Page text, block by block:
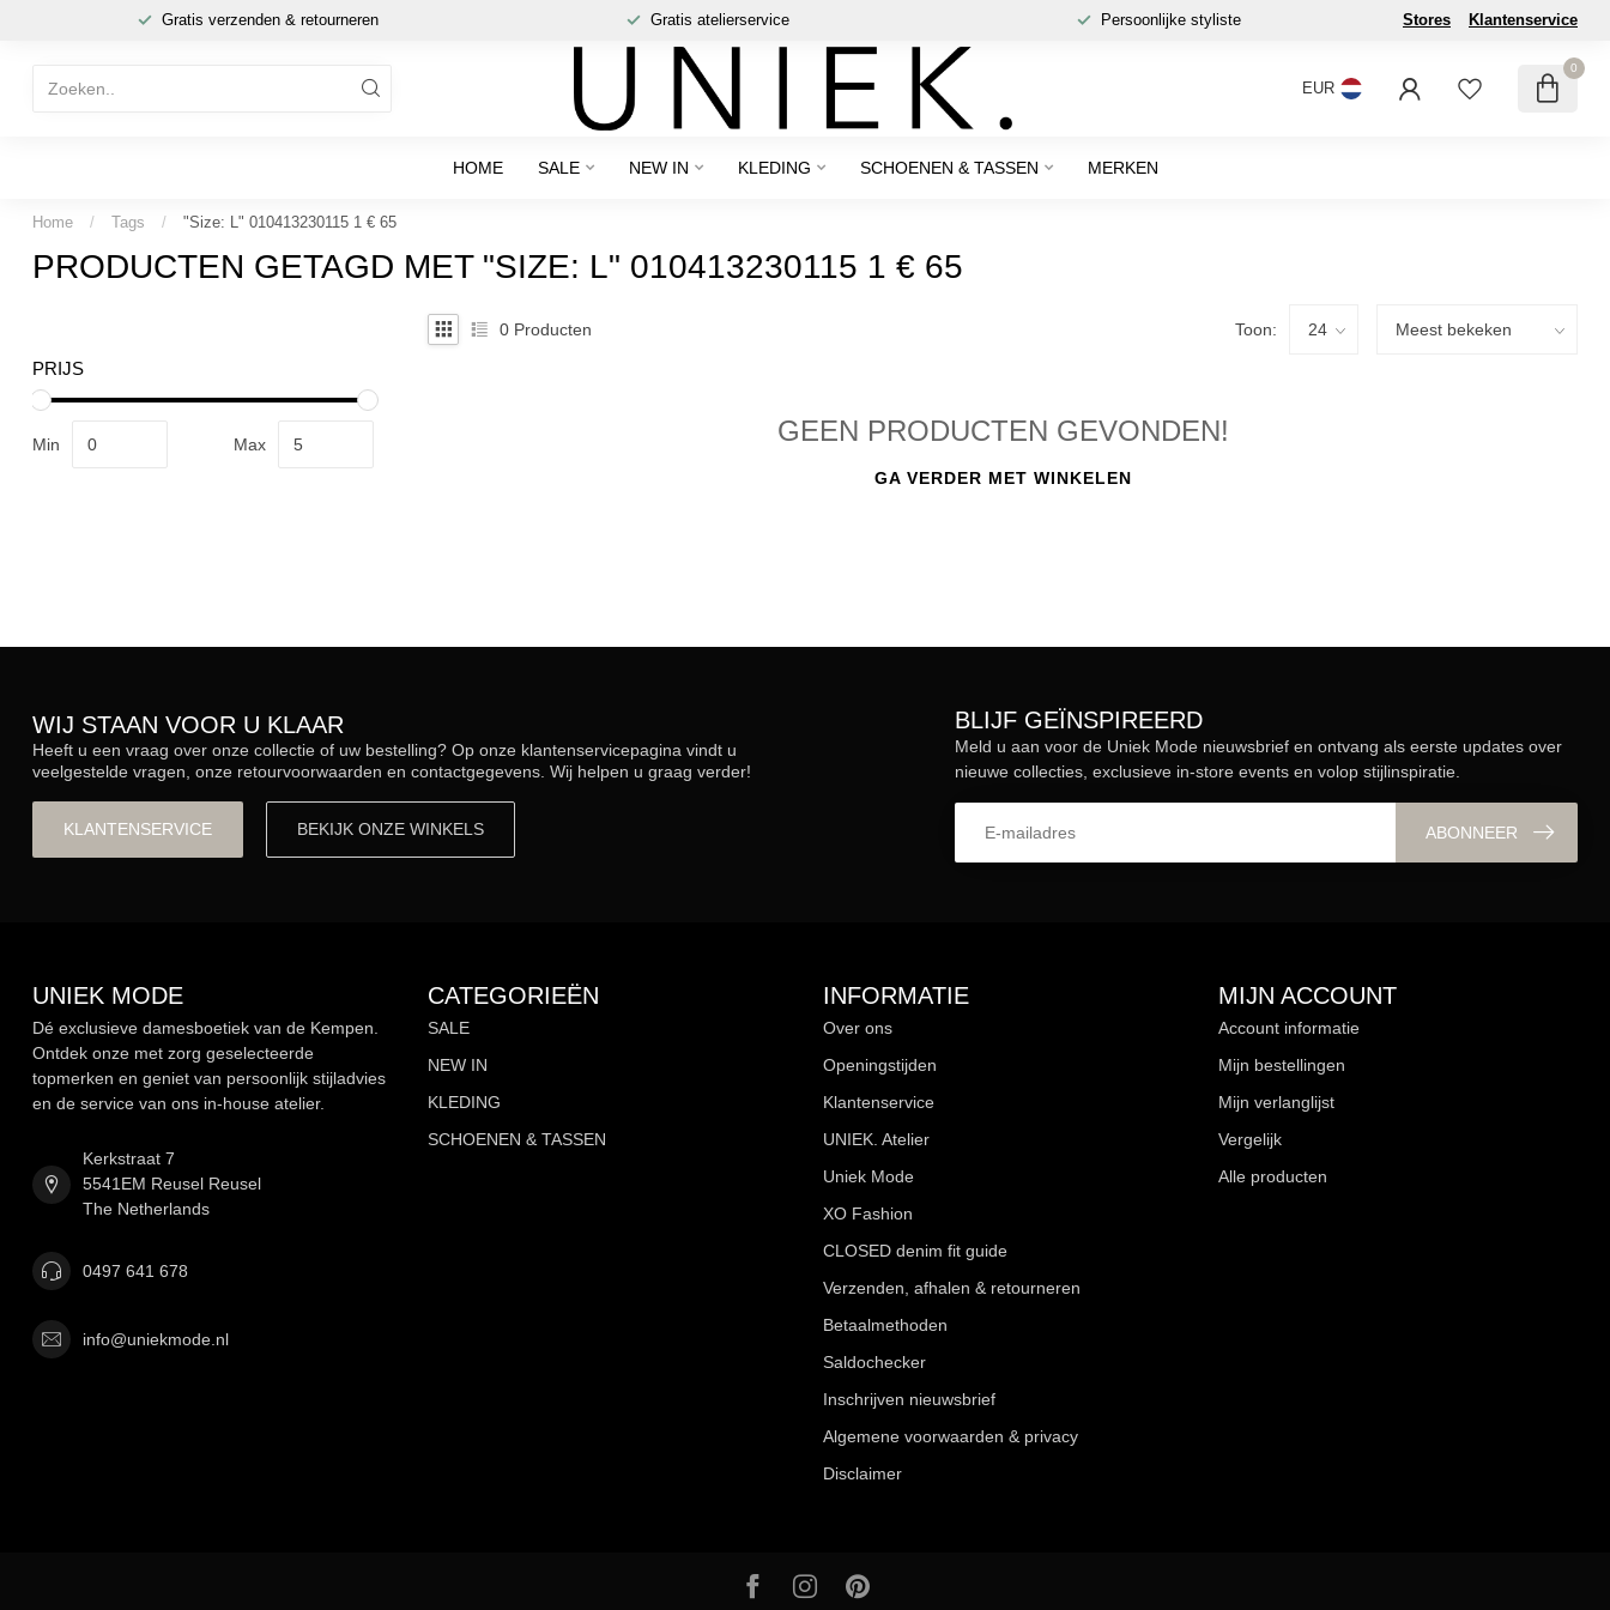
Gratis verzenden & retourneren Gratis atelierservice Persoonlijke styliste Stores Klantenservice
EUR
0
HOME SALE NEW IN KLEDING SCHOENEN & TASSEN MERKEN
Home / Tags / "Size: L" 010413230115 1 € 65
PRODUCTEN GETAGD MET "SIZE: L" 010413230115 1 € 65
PRIJS
Min Max
0 Producten Toon:
GEEN PRODUCTEN GEVONDEN!
GA VERDER MET WINKELEN
WIJ STAAN VOOR U KLAAR
Heeft u een vraag over onze collectie of uw bestelling? Op onze klantenservicepagina vindt u
veelgestelde vragen, onze retourvoorwaarden en contactgegevens. Wij helpen u graag verder!
KLANTENSERVICE BEKIJK ONZE WINKELS
BLIJF GEÏNSPIREERD
Meld u aan voor de Uniek Mode nieuwsbrief en ontvang als eerste updates over
nieuwe collecties, exclusieve in-store events en volop stijlinspiratie.
ABONNEER
UNIEK MODE
Dé exclusieve damesboetiek van de Kempen.
Ontdek onze met zorg geselecteerde
topmerken en geniet van persoonlijk stijladvies
en de service van ons in-house atelier.
Kerkstraat 7
5541EM Reusel Reusel
The Netherlands
0497 641 678
info@uniekmode.nl
CATEGORIEËN
SALE
NEW IN
KLEDING
SCHOENEN & TASSEN
INFORMATIE
Over ons
Openingstijden
Klantenservice
UNIEK. Atelier
Uniek Mode
XO Fashion
CLOSED denim fit guide
Verzenden, afhalen & retourneren
Betaalmethoden
Saldochecker
Inschrijven nieuwsbrief
Algemene voorwaarden & privacy
Disclaimer
MIJN ACCOUNT
Account informatie
Mijn bestellingen
Mijn verlanglijst
Vergelijk
Alle producten